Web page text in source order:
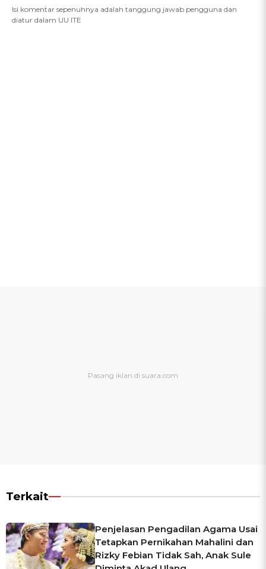
Isi komentar sepenuhnya adalah tanggung jawab pengguna dan
diatur dalam UU ITE
Terkait
Penjelasan Pengadilan Agama Usai
Tetapkan Pernikahan Mahalini dan
Rizky Febian Tidak Sah, Anak Sule